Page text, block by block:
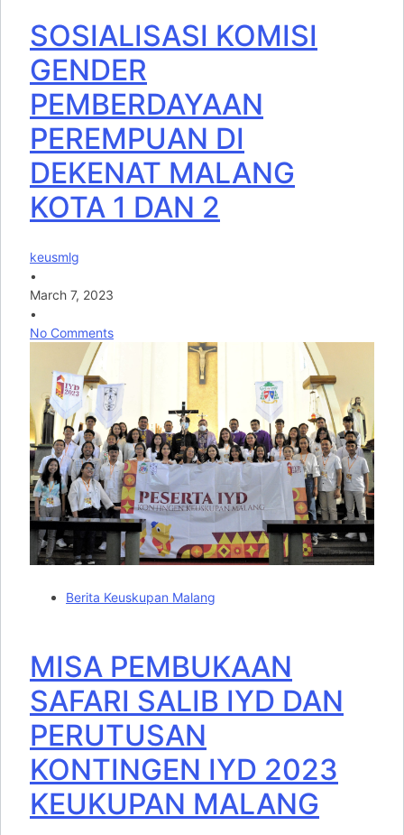
SOSIALISASI KOMISI
GENDER
PEMBERDAYAAN
PEREMPUAN DI
DEKENAT MALANG
KOTA 1 DAN 2
keusmlg
•
March 7, 2023
•
No Comments
Berita Keuskupan Malang
MISA PEMBUKAAN
SAFARI SALIB IYD DAN
PERUTUSAN
KONTINGEN IYD 2023
KEUKUPAN MALANG